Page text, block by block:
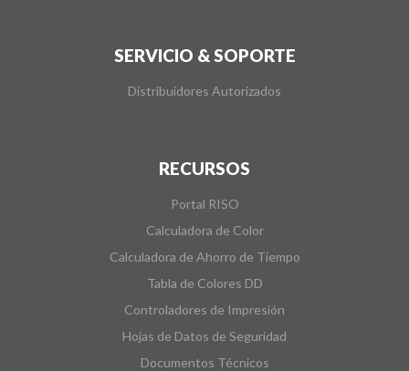
SERVICIO & SOPORTE
Distribuidores Autorizados
RECURSOS
Portal RISO
Calculadora de Color
Calculadora de Ahorro de Tiempo
Tabla de Colores DD
Controladores de Impresión
Hojas de Datos de Seguridad
Documentos Técnicos